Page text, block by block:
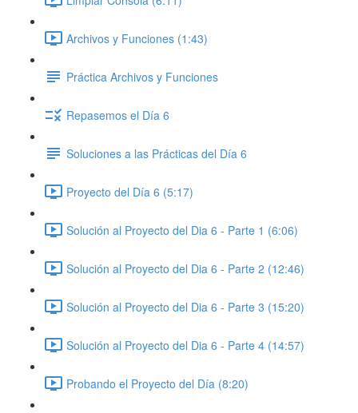
Archivos y Funciones (1:43)
Práctica Archivos y Funciones
Repasemos el Día 6
Soluciones a las Prácticas del Día 6
Proyecto del Día 6 (5:17)
Solución al Proyecto del Dia 6 - Parte 1 (6:06)
Solución al Proyecto del Dia 6 - Parte 2 (12:46)
Solución al Proyecto del Dia 6 - Parte 3 (15:20)
Solución al Proyecto del Dia 6 - Parte 4 (14:57)
Probando el Proyecto del Día (8:20)